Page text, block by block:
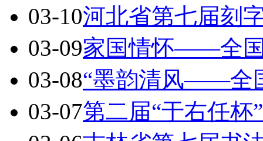
03-10河北省第七届刻
03-09家国情怀——全
03-08“墨韵清风——全
03-07第二届“于右任